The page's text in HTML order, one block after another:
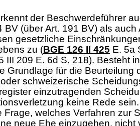
der Beschwerdeführer
BV (überArt. 191 BV) als auch
gesetzliche
zu (BGE 126 II 425 E. 5a
III 209 E. 6d S. 218). Besteht
Grundlage für die Beurteilung
schweizerische
einzutragenden
keine Rede
Frage, welches Verfahren zur
neue Ehe einzugehen,